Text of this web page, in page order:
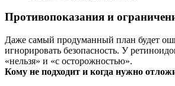
Противопоказания и
Даже самый продуманный план будет
игнорировать безопасность. У
«нельзя» и «с осторожностью».
Кому не подходит и когда нужно